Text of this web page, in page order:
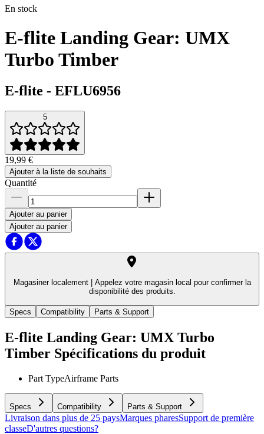
En stock
E-flite Landing Gear: UMX
Turbo Timber
E-flite - EFLU6956
5
19,99 €
Ajouter à la liste de souhaits
Quantité
Ajouter au panier
Ajouter au panier
Magasiner localement |
Appelez votre magasin local pour confirmer la
disponibilité des produits.
Specs Compatibility Parts & Support
E-flite Landing Gear: UMX Turbo
Timber Spécifications du produit
Part TypeAirframe Parts
Specs Compatibility Parts & Support
Livraison dans plus de 25 paysMarques pharesSupport de première
classeD'autres questions?